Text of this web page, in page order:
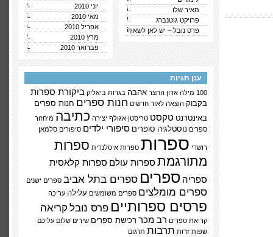
מאיר שלו
פרויקט גוטנברג
פרס נובל – יש לאן לשאוף
יוני 2010
מאי 2010
אפריל 2010
מרץ 2010
פברואר 2010
ענן תגיות
100 מילה אדון החצר אהבה בגרות ביאליק ביקורת ספרות
בקבוק הוצאה לאור חדשים חנות ספרים חנות ספרים
באינטרנט טקסט טריסטן אגולף יצירה כתיבה מיחזור
ספרים נוסטלגיה סופרים סיפורי ילדים סיפורים סלמאן
רושדי ספרות ספרות איסלנדית ספרות
מתורגמת ספרות עולם ספרות קלאסית
ספריה ספרים ספרים בתל אביב ספרים ישנים
ספרים מומלצים ספרים משומשים עלילה עריכה
פרסים ספרותיים פרס נובל קריאה
קריאת ספרים רב מכר רכישת ספרים שירים שלום עליכם
שפות זרות תרבות תרגום